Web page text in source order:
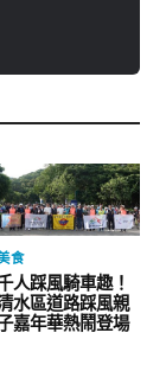
食
人踩風騎車趣！
水區道路踩風親
嘉年華熱鬧登場